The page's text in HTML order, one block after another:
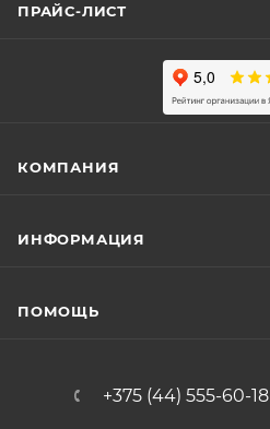
ПРАЙС-ЛИСТ
КОМПАНИЯ
ИНФОРМАЦИЯ
ПОМОЩЬ
+375 (44) 555-60-18